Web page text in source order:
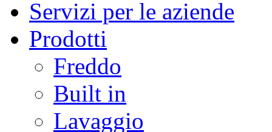
Servizi per le aziende
Prodotti
Freddo
Built in
Lavaggio